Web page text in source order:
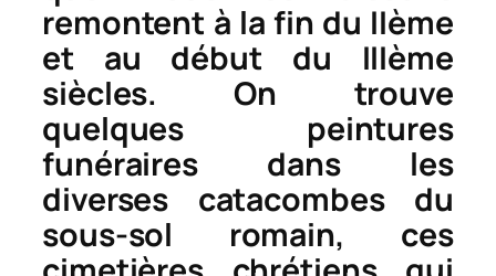
remontent à la fin du IIème
et au début du IIIème
siècles. On trouve
quelques peintures
funéraires dans les
diverses catacombes du
sous-sol romain, ces